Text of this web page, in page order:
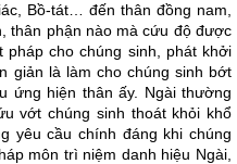
Bồ-tát… đến thân đồng nam,
thân phận nào mà cứu độ được
cho chúng sinh, phát khởi
giản là làm cho chúng sinh bớt
ứng hiện thân ấy. Ngài thường
vớt chúng sinh thoát khỏi khổ
yêu cầu chính đáng khi chúng
môn trì niệm danh hiệu Ngài,